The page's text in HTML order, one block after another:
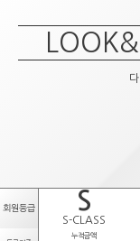
회원등급 S
S-CLASS
누적금액